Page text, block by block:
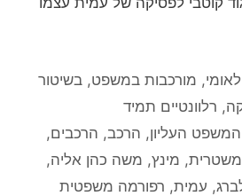
, מורכבות במשפט, בשיטור
, רלוונטיים תמיד
העליון, הרכב, הרכבים,
, מינץ, משה כהן אליה,
, עמית, רפורמה משפטית